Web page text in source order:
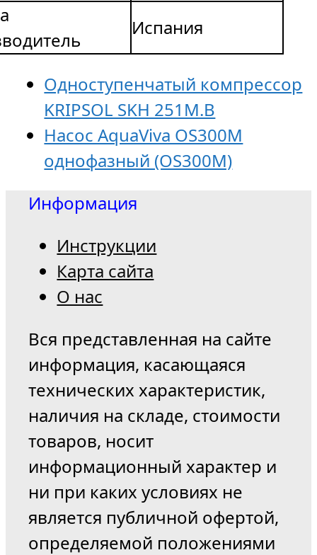
Испания
Одноступенчатый компрессор
KRIPSOL SKH 251M.В
Насос AquaViva OS300M
однофазный (OS300M)
Информация
Инструкции
Карта сайта
О нас
Вся представленная на сайте
информация, касающаяся
технических характеристик,
наличия на складе, стоимости
товаров, носит
информационный характер и
ни при каких условиях не
является публичной офертой,
определяемой положениями